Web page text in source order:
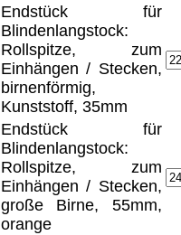
Endstück für
Blindenlangstock:
Rollspitze, zum
Einhängen / Stecken,
birnenförmig,
Kunststoff, 35mm
Endstück für
Blindenlangstock:
Rollspitze, zum
Einhängen / Stecken,
große Birne, 55mm,
orange